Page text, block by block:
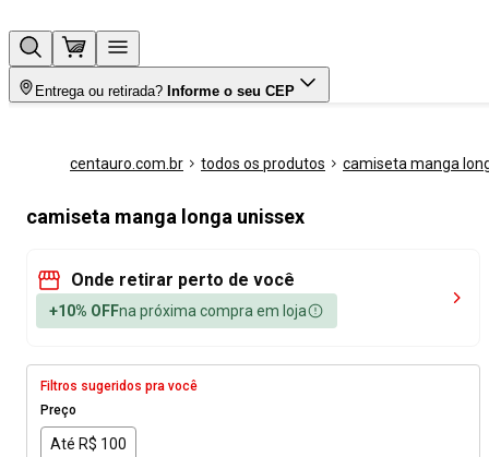
Entrega ou retirada? Informe o seu CEP
centauro.com.br todos os produtos camiseta manga
camiseta manga longa unissex
Onde retirar perto de você
+10% OFFna próxima compra em loja
Filtros sugeridos pra você
Preço
Até R$ 100